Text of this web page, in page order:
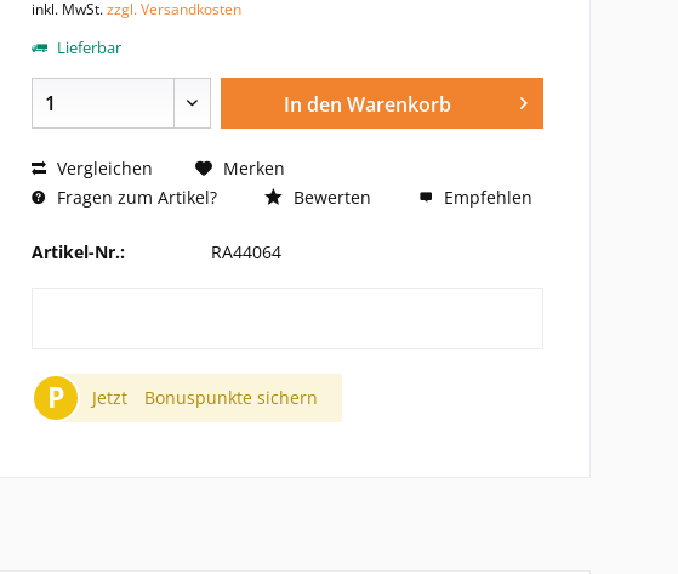
inkl. MwSt.zzgl. Versandkosten
Lieferbar
In den Warenkorb
Vergleichen
Merken
Fragen zum Artikel?
Bewerten Empfehlen
Artikel-Nr.: RA44064
P Jetzt Bonuspunkte sichern